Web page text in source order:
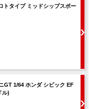
トタイプ ミッドシップスポー
GT 1/64 ホンダ シビック EF
ル)